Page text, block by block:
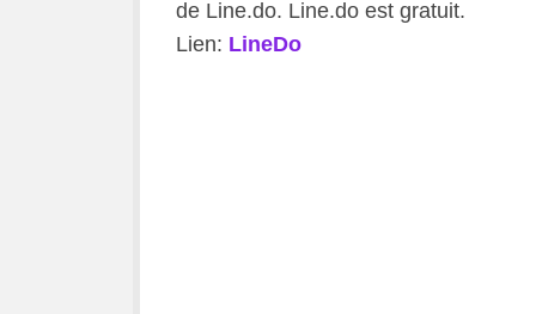
de Line.do. Line.do est gratuit.
Lien: LineDo